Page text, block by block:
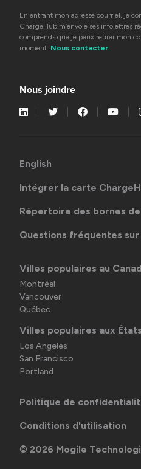
En entrant mon adresse courriel, je
ChargeHub m’envoie ses infolettres
comprends que je peux retirer mon
moment. Nous contacter
Nous joindre
English
Intégrer la carte
Répertoire des bornes
Questions fréquentes
Villes populaires au
Montréal
Vancouver
Québec
Villes populaires aux
Los Angeles
San Francisco
Portland
Politique de
Conditions d'utilisation
© 2026 Mogile